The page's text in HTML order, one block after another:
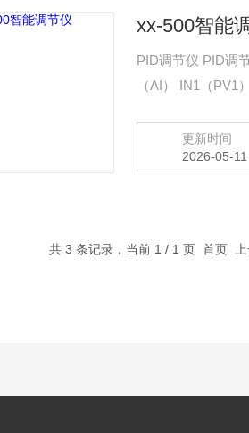
xx-500智能
PID调节仪 PID调节仪的详细资料： ★ 功能特点 ※ 输入输出信号 ● 4个模拟量输入
（AI） IN1（
更新时间
2026-05-11
共 3 条记录，当前 1 / 1 页 首页